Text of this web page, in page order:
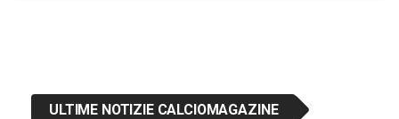
ULTIME NOTIZIE CALCIOMAGAZINE